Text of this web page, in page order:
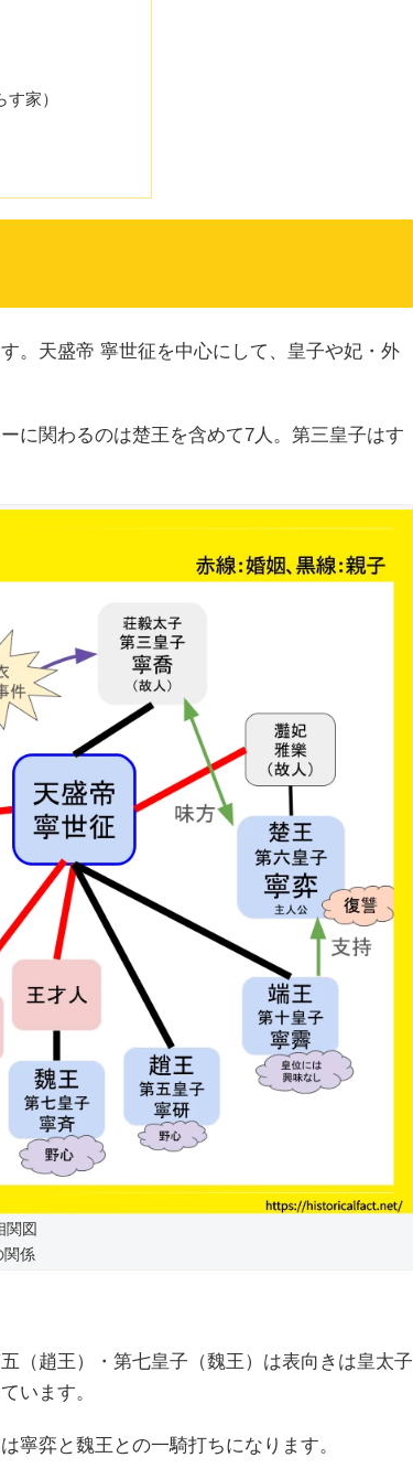
家）
。天盛帝 寧世征を中心にして、皇子や妃・外
に関わるのは楚王を含めて7人。第三皇子はす
関図
関係
（趙王）・第七皇子（魏王）は表向きは皇太子
います。
寧弈と魏王との一騎打ちになります。